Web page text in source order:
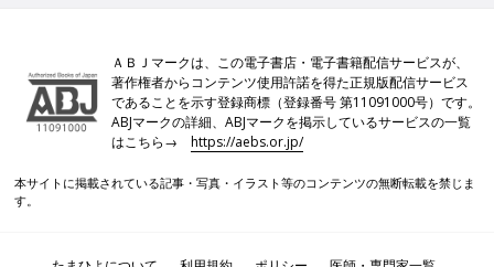
渡邉祐二さん
カメラマンでもある渡邉さん。急に寝転がったり、すぐに起きて
ＡＢＪマークは、この電子書店・電子書籍配信サービスが、
著作権者からコンテンツ使用許諾を得た正規版配信サービス
であることを示す登録商標（登録番号 第11091000号）です。
ABJマークの詳細、ABJマークを掲示しているサービスの一覧
はこちら→https://aebs.or.jp/
本サイトに掲載されている記事・写真・イラスト等のコンテンツの無断転載を禁じま
す。